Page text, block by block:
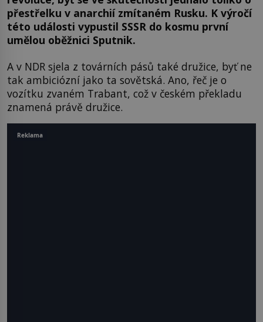
přestřelku v anarchií zmítaném Rusku. K výročí
této události vypustil SSSR do kosmu první
umělou oběžnici Sputnik.
A v NDR sjela z továrních pásů také družice, byť ne
tak ambiciózní jako ta sovětská. Ano, řeč je o
vozítku zvaném Trabant, což v českém překladu
znamená právě družice.
Reklama